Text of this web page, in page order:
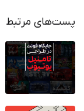
پست‌های مرتبط